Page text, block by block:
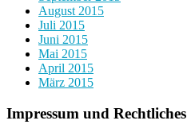
August 2015
Juli 2015
Juni 2015
Mai 2015
April 2015
März 2015
Impressum und Rechtliches